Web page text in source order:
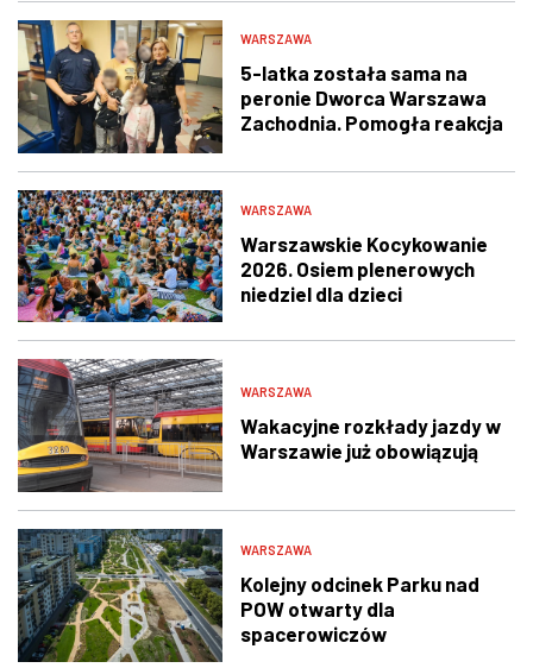
WARSZAWA
5-latka została sama na
peronie Dworca Warszawa
Zachodnia. Pomogła reakcja
WARSZAWA
Warszawskie Kocykowanie
2026. Osiem plenerowych
niedziel dla dzieci
WARSZAWA
Wakacyjne rozkłady jazdy w
Warszawie już obowiązują
WARSZAWA
Kolejny odcinek Parku nad
POW otwarty dla
spacerowiczów